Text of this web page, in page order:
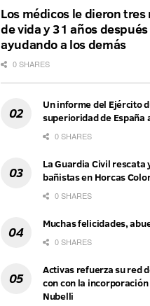
Los médicos le dieron tres
de vida y 31 años
ayudando a los demás
0 SHARES
Un informe del Ejército
superioridad de España
0 SHARES
La Guardia Civil rescata
bañistas en Horcas
0 SHARES
Muchas felicidades,
0 SHARES
Activas refuerza su red
con con la
Nubelli